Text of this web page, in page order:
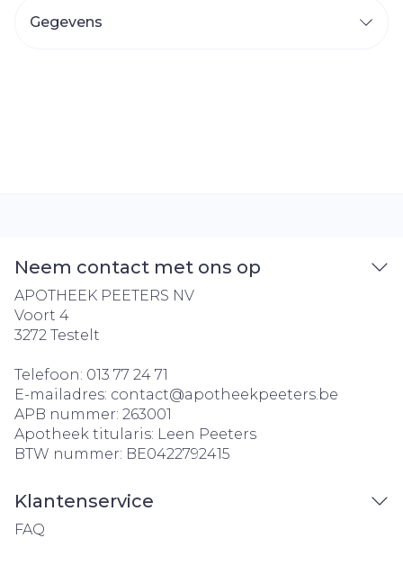
Gegevens
Neem contact met ons op
APOTHEEK PEETERS NV
Voort 4
3272 Testelt
Telefoon: 013 77 24 71
E-mailadres: contact@apotheekpeeters.be
APB nummer: 263001
Apotheek titularis: Leen Peeters
BTW nummer: BE0422792415
Klantenservice
FAQ